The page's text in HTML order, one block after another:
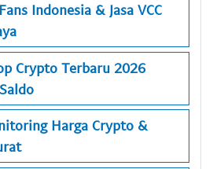
Indonesia & Jasa VCC
Crypto Terbaru 2026
Harga Crypto &